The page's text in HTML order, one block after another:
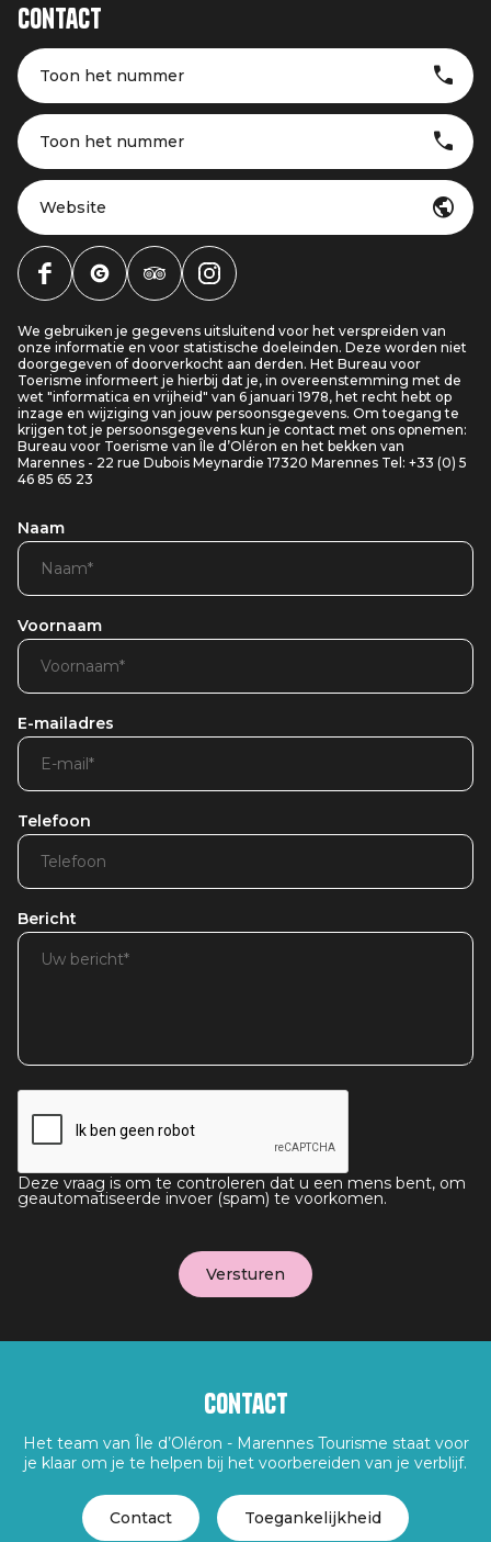
Contact
Toon het nummer
Toon het nummer
Website
We gebruiken je gegevens uitsluitend voor het verspreiden van
onze informatie en voor statistische doeleinden. Deze worden niet
doorgegeven of doorverkocht aan derden. Het Bureau voor
Toerisme informeert je hierbij dat je, in overeenstemming met de
wet "informatica en vrijheid" van 6 januari 1978, het recht hebt op
inzage en wijziging van jouw persoonsgegevens. Om toegang te
krijgen tot je persoonsgegevens kun je contact met ons opnemen:
Bureau voor Toerisme van Île d’Oléron en het bekken van
Marennes - 22 rue Dubois Meynardie 17320 Marennes Tel: +33 (0) 5
46 85 65 23
Naam
Voornaam
E-mailadres
Telefoon
Bericht
Deze vraag is om te controleren dat u een mens bent, om
geautomatiseerde invoer (spam) te voorkomen.
Contact
Het team van Île d’Oléron - Marennes Tourisme staat voor
je klaar om je te helpen bij het voorbereiden van je verblijf.
Contact Toegankelijkheid